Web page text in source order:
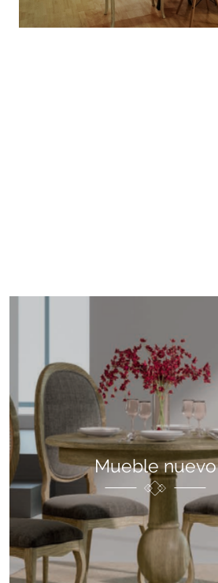
Mueble nuevo